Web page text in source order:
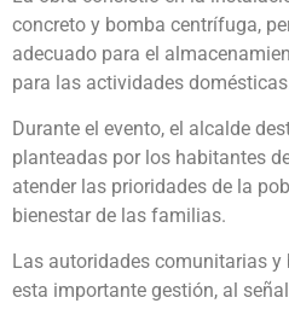
concreto y bomba centrífuga,
adecuado para el
para las actividades
Durante el evento, el alcalde
planteadas por los habitantes
atender las prioridades de la
bienestar de las familias.
Las autoridades comunitarias
esta importante gestión, al